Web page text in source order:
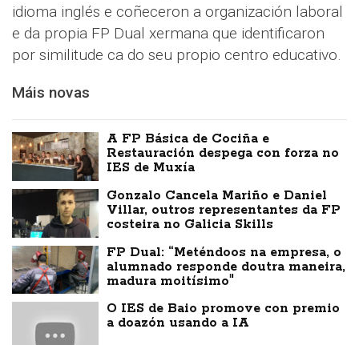
idioma inglés e coñeceron a organización laboral
e da propia FP Dual xermana que identificaron
por similitude ca do seu propio centro educativo.
Máis novas
A FP Básica de Cociña e
Restauración despega con forza no
IES de Muxía
Gonzalo Cancela Mariño e Daniel
Villar, outros representantes da FP
costeira no Galicia Skills
FP Dual: “Meténdoos na empresa, o
alumnado responde doutra maneira,
madura moitísimo"
O IES de Baio promove con premio
a doazón usando a IA